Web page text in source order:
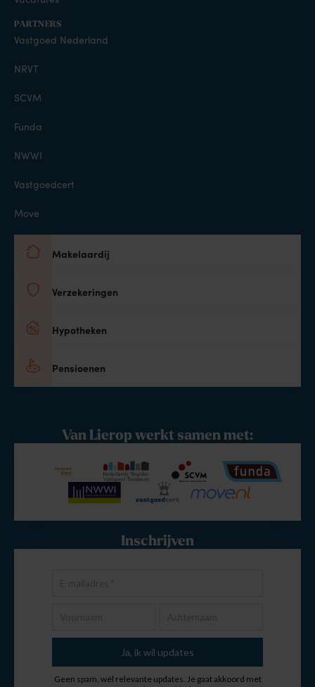
PARTNERS
Vastgoed Nederland
NRVT
SCVM
Funda
NWWI
Vastgoedcert
Move
Makelaardij
Verzekeringen
Hypotheken
Pensioenen
Van Lierop werkt samen met:
Inschrijven